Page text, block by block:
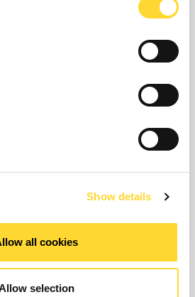
Show details
all cookies
selection
het nauwkeurig lokaliseren van